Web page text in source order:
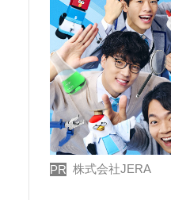
PR 株式会社JERA